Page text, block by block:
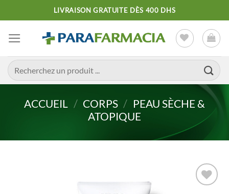
au
contenu
LIVRAISON GRATUITE DÈS 400 DHS
Recherche
pour :
ACCUEIL / CORPS / PEAU SÈCHE &
ATOPIQUE